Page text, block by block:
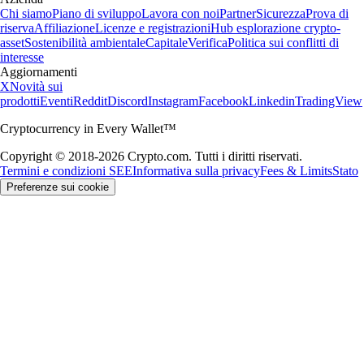
Chi siamoPiano di sviluppoLavora con noiPartnerSicurezzaProva di
riservaAffiliazioneLicenze e registrazioniHub esplorazione crypto-
assetSostenibilità ambientaleCapitaleVerificaPolitica sui conflitti di
interesse
Aggiornamenti
XNovità sui
prodottiEventiRedditDiscordInstagramFacebookLinkedinTradingView
Cryptocurrency in Every Wallet™
Copyright © 2018-2026 Crypto.com. Tutti i diritti riservati.
Termini e condizioni SEEInformativa sulla privacyFees & LimitsStato
Preferenze sui cookie